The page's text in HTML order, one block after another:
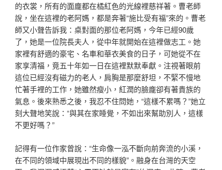
的衣裳，所有的面龐都在橘紅色的光線裡慈祥著。曹老師
說，坐在這裡的老阿媽，都是奔著“施比受有福”來的。曹老
師又小聲告訴我：桌對面的那位老阿媽，今年已經90歲
了，她是一位院長夫人，從中年就開始在這裡做志工。她
家裡有舒適的豪宅、名車和華衣美食的日子，可她從不在
家享清福，竟五十年如一日在這裡默默奉獻。注視著眼前
這位已經沒有磁力的老人，肩胸是那麼舒坦，不緊不慢地
忙著手裡的工作，她雖然瘦小，紅潤的臉龐卻有著貴族的
氣息。後來熟悉之後，我忍不住問她，“這樣不累嗎？”她立
刻大聲地笑說：“與其在家睡覺，不如出來幫助別人，這樣
不更好嗎？”
記得有一位作家曾說：“生命像一泓不斷向前奔流的小溪，
在不同的領域中展現出不同的樣貌”。融身在台灣的天空